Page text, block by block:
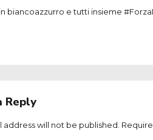
biancoazzurro e tutti insieme
Reply
address will not be published.